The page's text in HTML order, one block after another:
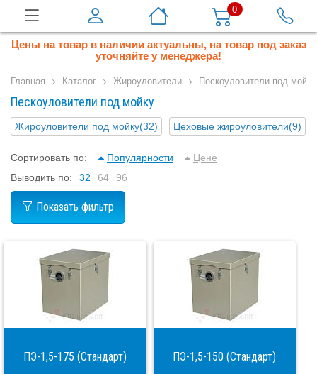
0
Цены на товар в наличии актуальны, на товар под заказ
уточняйте у менеджера!
Главная Каталог Жироуловители Пескоуловители под мойку
Пескоуловители под мойку
Жироуловители под мойку(32) Цеховые жироуловители(9)
Сортировать по: Популярности
Цене
Выводить по:
32 64 96
Показать фильтр
ПЭ-1,5-175 (Стандарт) ПЭ-1,5-150 (Стандарт)